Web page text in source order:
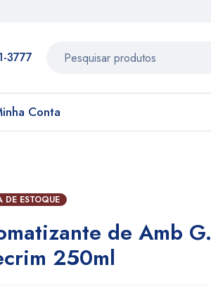
3777
Conta
DE ESTOQUE
de Amb G.
250ml